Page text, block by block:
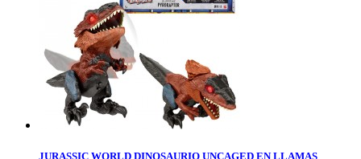
JURASSIC WORLD DINOSAURIO UNCAGED EN LLAMAS